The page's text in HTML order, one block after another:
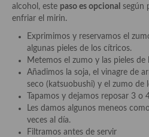
Carne
Pescado y Marisco
Postres y dulces
Postres con frutas
Quesos, recetas
Salazones y encurtidos
alcohol, este paso es opcional según
enfriar el mirin.
Exprimimos y reservamos el
algunas pieles de los cítricos.
Metemos el zumo y las pieles
Añadimos la soja, el vinagre de
seco (katsuobushi) y el zumo de
Tapamos y dejamos reposar 3 o
Les damos algunos meneos
veces al día.
Filtramos antes de servir